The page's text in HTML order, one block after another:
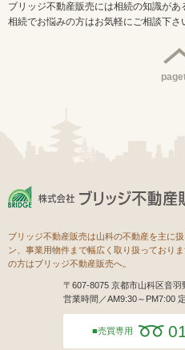
ブリッジ不動産販売には相続の知識があ
相続でお悩みの方はお気軽にご相談下さ
ブリッジ不動産販売は山科の不動産を主に
ン、事業用物件まで幅広く取り扱っており
の方はブリッジ不動産販売へ。
〒607-8075 京都市山科区音
営業時間／AM9:30～PM7:00
売買専用